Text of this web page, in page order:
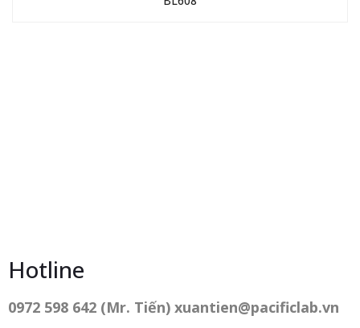
Hotline
0972 598 642 (Mr. Tiến) xuantien@pacificlab.vn